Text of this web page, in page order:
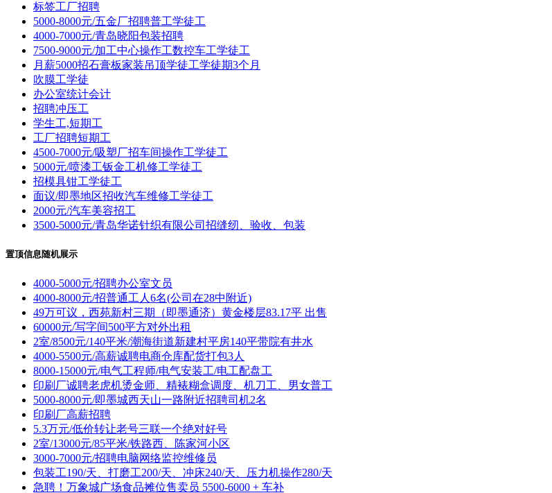
标签工厂招聘
5000-8000元/五金厂招聘普工学徒工
4000-7000元/青岛晓阳包装招聘
7500-9000元/加工中心操作工数控车工学徒工
月薪5000招石膏板家装吊顶学徒工学徒期3个月
吹膜工学徒
办公室统计会计
招聘冲压工
学生工,短期工
工厂招聘短期工
4500-7000元/吸塑厂招车间操作工学徒工
5000元/喷漆工钣金工机修工学徒工
招模具钳工学徒工
面议/即墨地区招收汽车维修工学徒工
2000元/汽车美容招工
3500-5000元/青岛华诺针织有限公司招缝纫、验收、包装
置顶信息随机展示
4000-5000元/招聘办公室文员
4000-8000元/招普通工人6名(公司在28中附近)
49万可议，西苑新村三期（即墨通济）黄金楼层83.17平 出售
60000元/写字间500平方对外出租
2室/8500元/140平米/潮海街道新建村平房140平带院有井水
4000-5500元/高薪诚聘电商仓库配货打包3人
8000-15000元/电气工程师/电气安装工/电工配盘工
印刷厂诚聘老虎机烫金师、精裱糊盒调度、机刀工、男女普工
5000-8000元/即墨城西天山一路附近招聘司机2名
印刷厂高薪招聘
5.3万元/低价转让老号三联一个绝对好号
2室/13000元/85平米/铁路西、陈家河小区
3000-7000元/招聘电脑网络监控维修员
包装工190/天、打磨工200/天、冲床240/天、压力机操作280/天
急聘！万象城广场食品摊位售卖员 5500-6000 + 车补